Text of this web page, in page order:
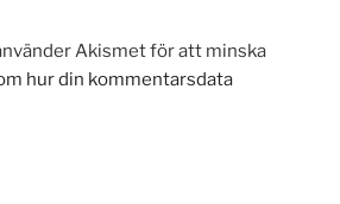
Akismet för att minska
hur din kommentarsdata